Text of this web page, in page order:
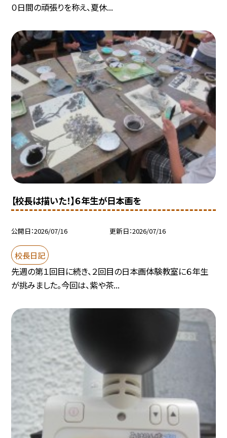
０日間の頑張りを称え、夏休...
【校長は描いた！】６年生が日本画を
公開日 2026/07/16 更新日 2026/07/16
校長日記
先週の第１回目に続き、２回目の日本画体験教室に６年生
が挑みました。今回は、紫や茶...